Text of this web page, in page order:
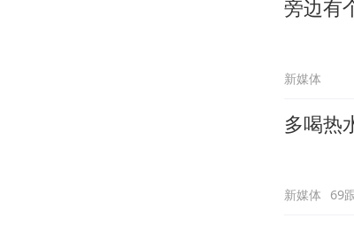
旁边有
新媒体
多喝热
新媒体 69